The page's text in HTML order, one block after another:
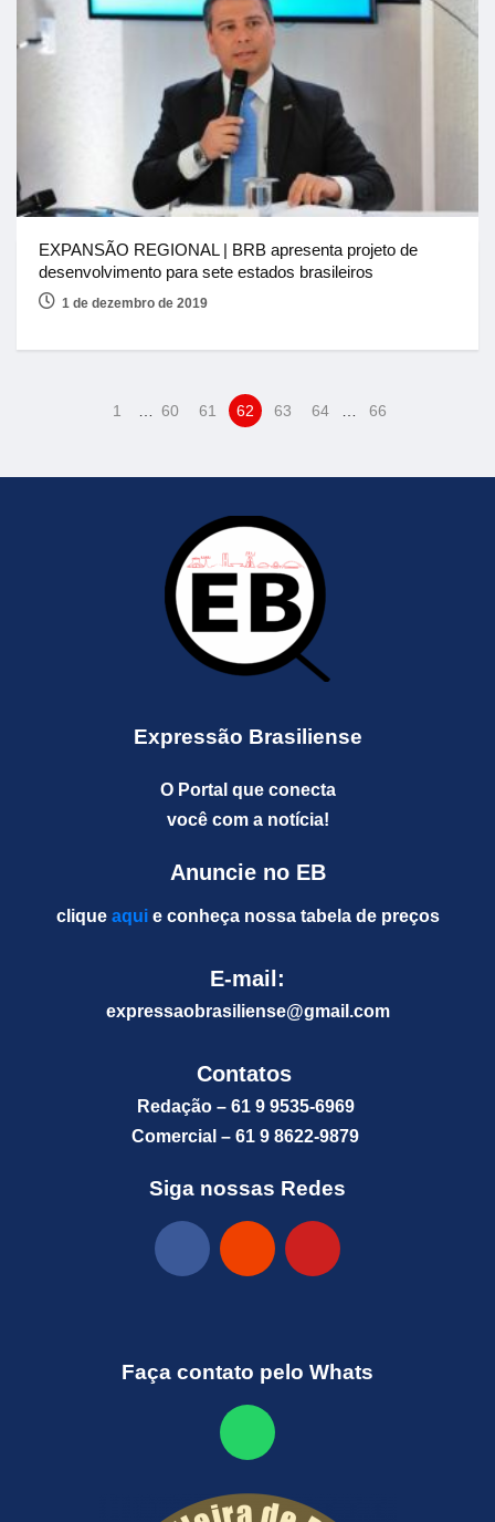
EXPANSÃO REGIONAL | BRB apresenta projeto de
desenvolvimento para sete estados brasileiros
1 de dezembro de 2019
1 60 61 62 63 64 66
Expressão Brasiliense
O Portal que conecta
você com a notícia!
Anuncie no EB
clique aquie conheça nossa tabela de preços
E-mail:
expressaobrasiliense@gmail.com
Contatos
Redação – 61 9 9535-6969
Comercial – 61 9 8622-9879
Siga nossas Redes
Faça contato pelo Whats